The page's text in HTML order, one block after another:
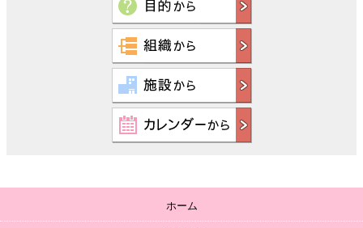
ホーム